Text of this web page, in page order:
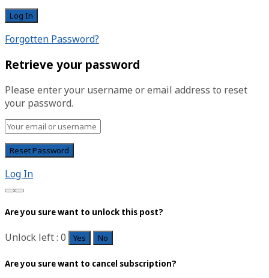
Forgotten Password?
Retrieve your password
Please enter your username or email address to reset
your password.
Log In
Are you sure want to unlock this post?
Unlock left : 0 Yes No
Are you sure want to cancel subscription?